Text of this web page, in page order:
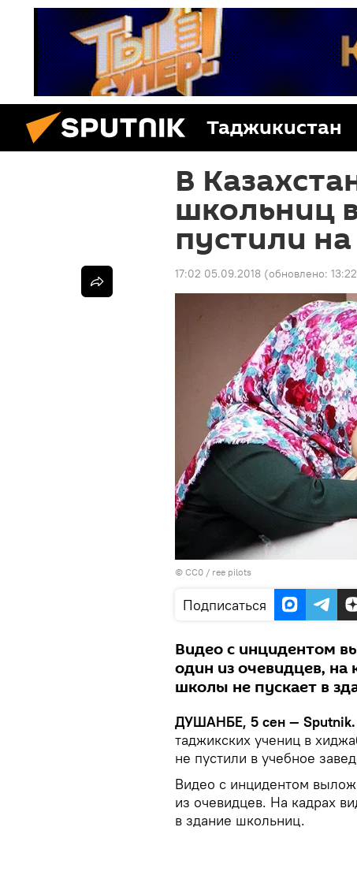
Таджикистан
В
школьниц
пустили
17:02 05.09.2018 (обновлено:
© CC0 / ree pilots
Подписаться
Видео с инцидентом
один из очевидцев, на
школы не пускает в
ДУШАНБЕ, 5 сен — Sputnik.
таджикских учениц в
не пустили в учебное
Видео с инцидентом
из очевидцев. На кадрах
в здание школьниц.